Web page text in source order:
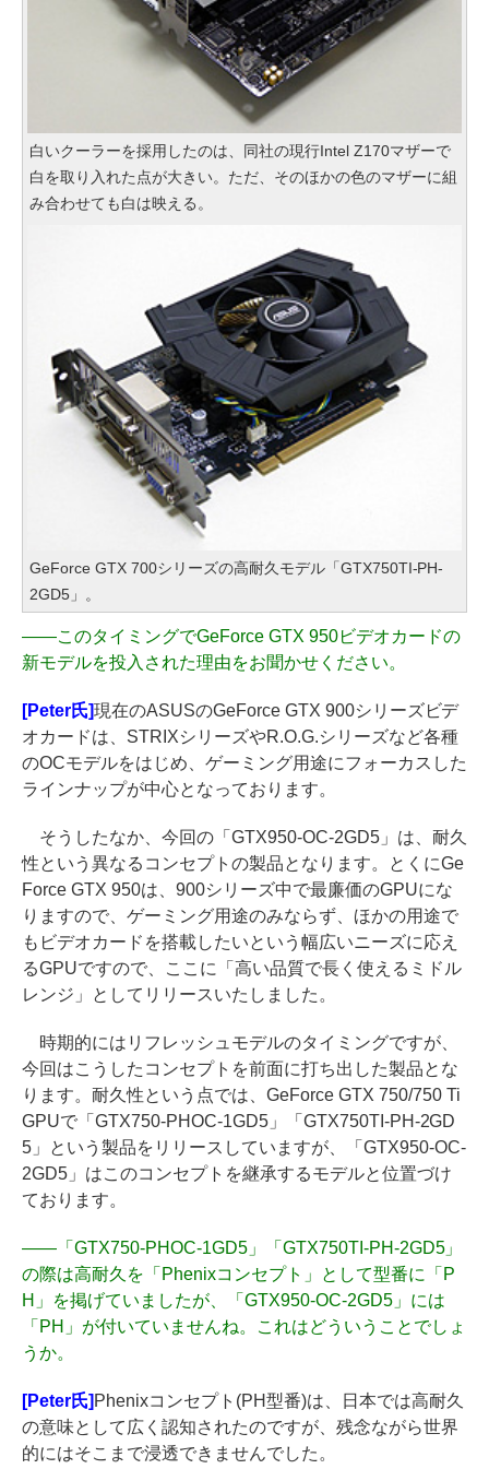
白いクーラーを採用したのは、同社の現行Intel Z170マザーで
白を取り入れた点が大きい。ただ、そのほかの色のマザーに組
み合わせても白は映える。
GeForce GTX 700シリーズの高耐久モデル「GTX750TI-PH-
2GD5」。
――このタイミングでGeForce GTX 950ビデオカードの
新モデルを投入された理由をお聞かせください。
[Peter氏]現在のASUSのGeForce GTX 900シリーズビデ
オカードは、STRIXシリーズやR.O.G.シリーズなど各種
のOCモデルをはじめ、ゲーミング用途にフォーカスした
ラインナップが中心となっております。
そうしたなか、今回の「GTX950-OC-2GD5」は、耐久
性という異なるコンセプトの製品となります。とくにGe
Force GTX 950は、900シリーズ中で最廉価のGPUにな
りますので、ゲーミング用途のみならず、ほかの用途で
もビデオカードを搭載したいという幅広いニーズに応え
るGPUですので、ここに「高い品質で長く使えるミドル
レンジ」としてリリースいたしました。
時期的にはリフレッシュモデルのタイミングですが、
今回はこうしたコンセプトを前面に打ち出した製品とな
ります。耐久性という点では、GeForce GTX 750/750 Ti
GPUで「GTX750-PHOC-1GD5」「GTX750TI-PH-2GD
5」という製品をリリースしていますが、「GTX950-OC-
2GD5」はこのコンセプトを継承するモデルと位置づけ
ております。
――「GTX750-PHOC-1GD5」「GTX750TI-PH-2GD5」
の際は高耐久を「Phenixコンセプト」として型番に「P
H」を掲げていましたが、「GTX950-OC-2GD5」には
「PH」が付いていませんね。これはどういうことでしょ
うか。
[Peter氏] Phenixコンセプト(PH型番)は、日本では高耐久
の意味として広く認知されたのですが、残念ながら世界
的にはそこまで浸透できませんでした。